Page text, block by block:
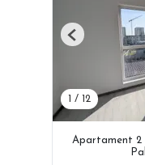
/ 12
Previous
Apartament 2